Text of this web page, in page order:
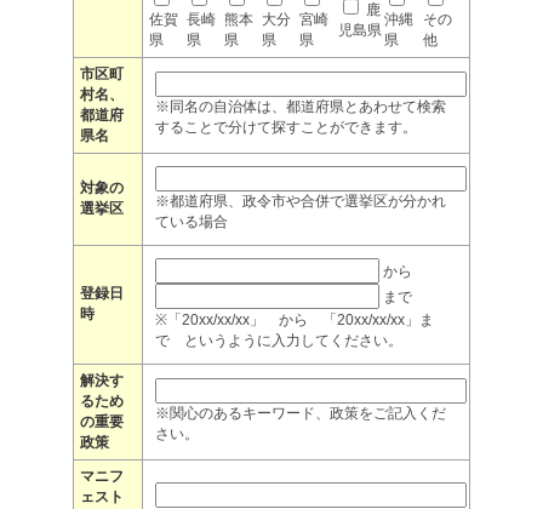
佐賀
県
長崎
県
熊本
県
大分
県
宮崎
県
鹿
児島県
沖縄
県
その
他
市区町
村名、
都道府
県名
※同名の自治体は、都道府県とあわせて検索
することで分けて探すことができます。
対象の
選挙区
※都道府県、政令市や合併で選挙区が分かれ
ている場合
登録日
時
から
まで
※「20xx/xx/xx」 から 「20xx/xx/xx」ま
で というように入力してください。
解決す
るため
の重要
政策
※関心のあるキーワード、政策をご記入くだ
さい。
マニフ
ェスト